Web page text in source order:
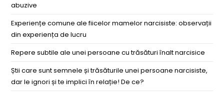
abuzive
Experiențe comune ale fiicelor mamelor narcisiste: observații
din experiența de lucru
Repere subtile ale unei persoane cu trăsături înalt narcisice
Știi care sunt semnele și trăsăturile unei persoane narcisiste,
dar le ignori și te implici în relație! De ce?